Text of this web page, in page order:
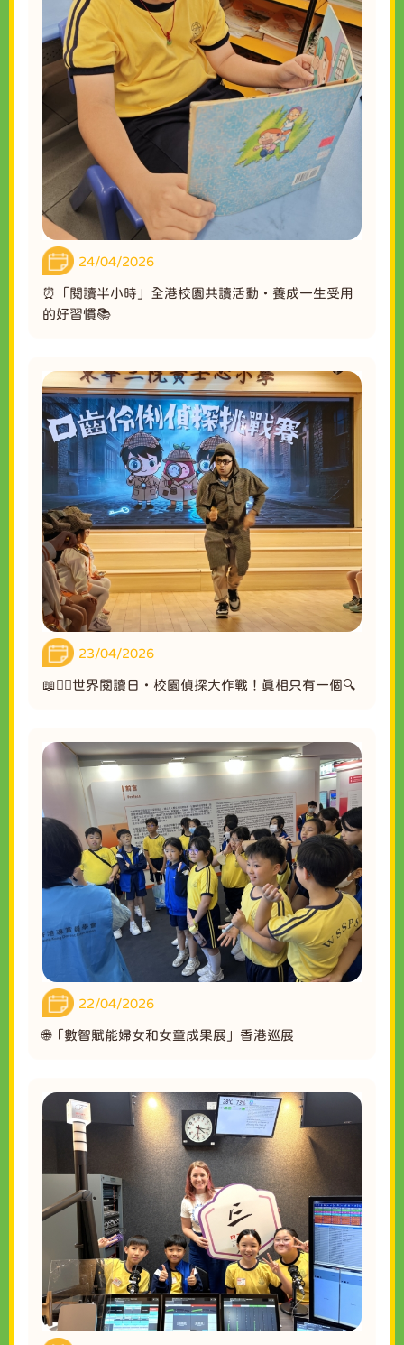
24/04/2026
⏰「閱讀半小時」全港校園共讀活動・養成一生受用
的好習慣📚
23/04/2026
📖🕵️‍♀️世界閱讀日・校園偵探大作戰！真相只有一個🔍
22/04/2026
🌐「數智賦能婦女和女童成果展」香港巡展